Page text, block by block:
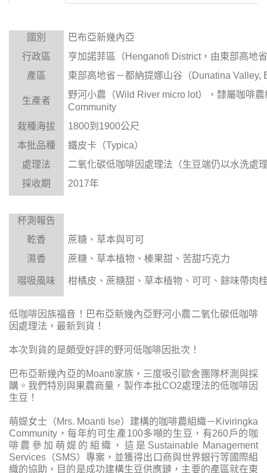
國別
巴布亞新幾內亞
行政區
亨加諾菲區（Henganofi District，由東部高地
產區
東部高地省－都納提娜山谷（Dunatina Valley,
生產者
野河小農（Wild River micro lot），隸屬咖啡
Community
栽種海拔
1800到1900公尺
本批品種
鐵皮卡（Typica）
處理法
二氧化碳低咖啡因處理法（生豆端仍以水洗處
採收期
2017年
杯測報告
乾香
蔗糖、草本與可可
濕香
蔗糖、草本植物、榛果甜、苦甜巧克力
啜吸風味 柑橘皮、蔗糖甜、草本植物、可可、餘味帶肉
低咖啡因族福音！巴布亞新幾內亞野河小農二氧化碳低咖啡
因處理法，最新到貨！
本次到貨的是頗受好評的野河低咖啡因批次！
巴布亞新幾內亞的Moanti家族，三度吸引歐舍團隊杯測與採
購。我們特別與果農商量，製作本批CO2處理法的低咖啡因
生豆！
萌媞女士（Mrs. Moanti Ise）建構的咖啡農組織－Kiviringka
Community，每年約可生產100多噸的生豆，有260戶的咖
啡農參加萌媞的組織，這是Sustainable Management
Services（SMS）專案，並獲得出口商與世界銀行等國際組
織的協助，目的是成功建構生豆供應鏈，主要的產區就在東